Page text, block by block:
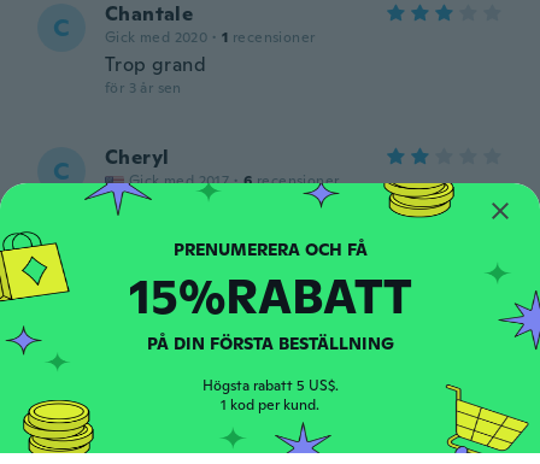
C Chantale
Gick med 2020 · 1 recensioner
Trop grand
för 3 år sen
C Cheryl
Gick med 2017 · 6 recensioner
I had orded 2 of these shirts but in
different. Colors red/blue but you sent
both in the same colors.
för 3 år sen
R Ramona
PRENUMERERA OCH FÅ
15%RABATT
PÅ DIN FÖRSTA BESTÄLLNING
Högsta rabatt 5 US$.
1 kod per kund.